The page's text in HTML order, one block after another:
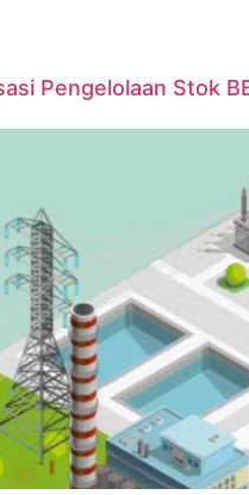
Pengelolaan Stok